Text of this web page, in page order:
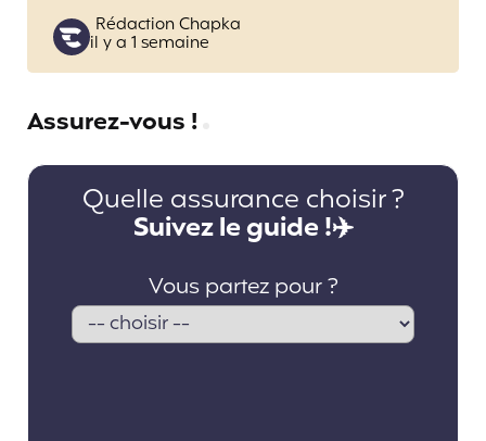
Posted
by
Rédaction Chapka
il y a 1 semaine
Assurez-vous !